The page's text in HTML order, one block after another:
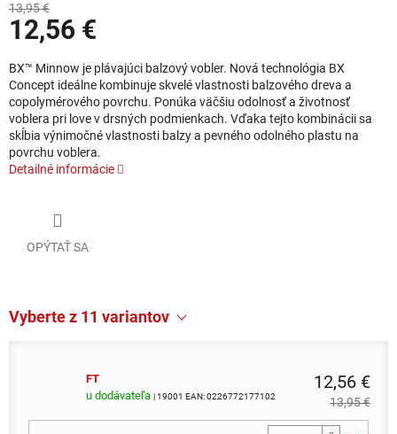
13,95 €
12,56 €
Jednotková cena:
BX™ Minnow je plávajúci balzový vobler. Nová technológia BX
Concept ideálne kombinuje skvelé vlastnosti balzového dreva a
copolymérového povrchu. Ponúka väčšiu odolnosť a životnosť
voblera pri love v drsných podmienkach. Vďaka tejto kombinácii sa
skĺbia výnimočné vlastnosti balzy a pevného odolného plastu na
povrchu voblera.
Detailné informácie
OPÝTAŤ SA
Vyberte z 11 variantov
FT
u dodávateľa
| 19001 EAN:0226772177102
12,56 €
13,95 €